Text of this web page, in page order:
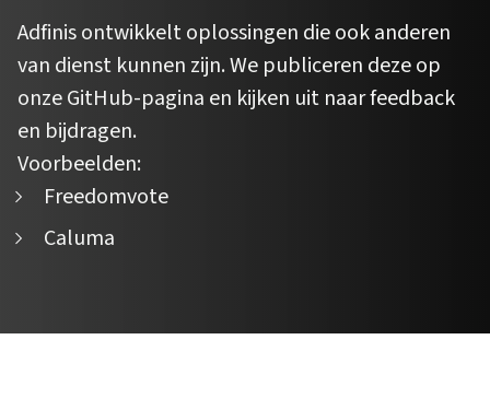
Adfinis ontwikkelt oplossingen die ook anderen
van dienst kunnen zijn. We publiceren deze op
onze GitHub-pagina en kijken uit naar feedback
en bijdragen.
Voorbeelden:
Freedomvote
Caluma